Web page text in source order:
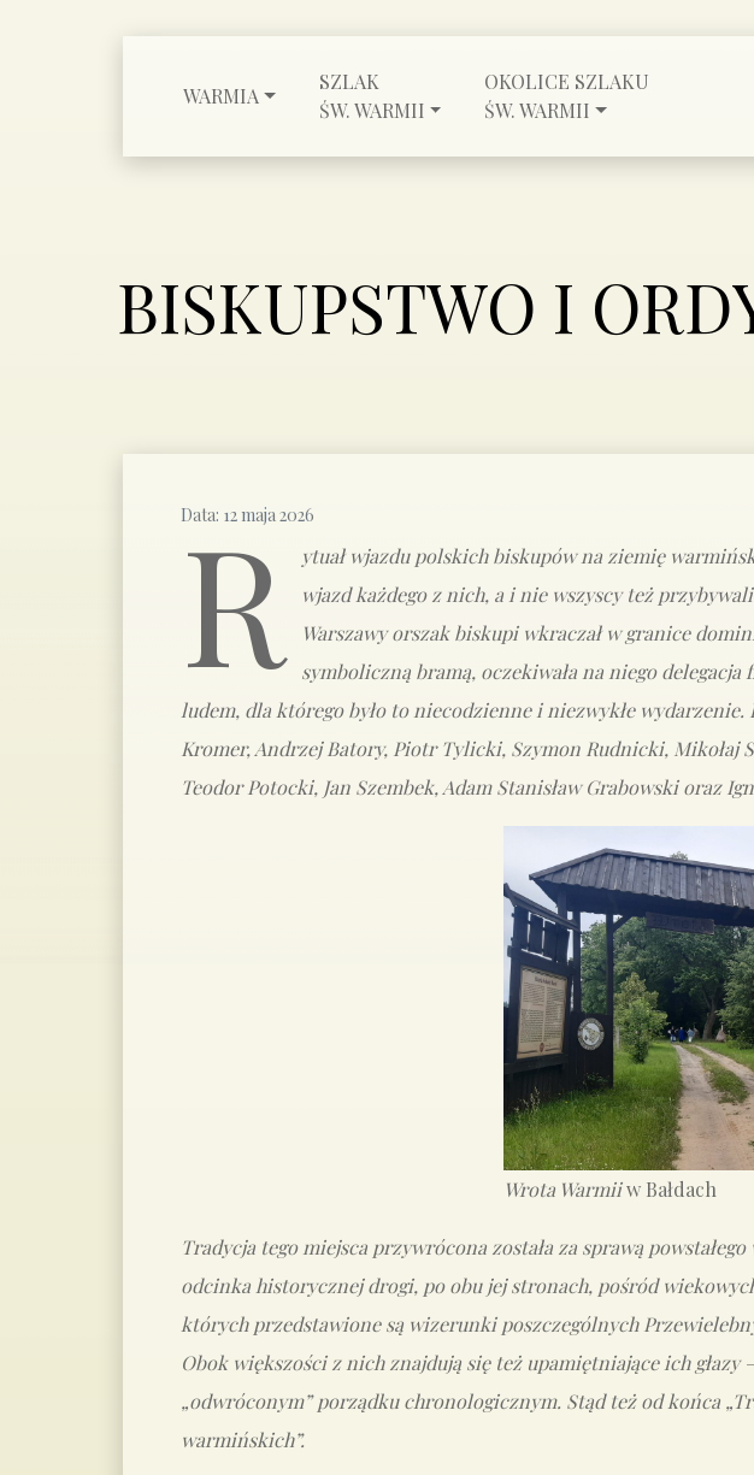
WARMIA
SZLAK
ŚW. WARMII
OKOLICE SZLAKU
ŚW. WARMII
BISKUPSTWO I
Data: 12 maja 2026
R
ytuał wjazdu polskich biskupów na ziemię
wjazd każdego z nich, a i nie wszyscy też
Warszawy orszak biskupi wkraczał w granice
symboliczną bramą, oczekiwała na niego
ludem, dla którego było to niecodzienne i niezwykłe
Kromer, Andrzej Batory, Piotr Tylicki, Szymon Rudnicki, Mikołaj
Teodor Potocki, Jan Szembek, Adam Stanisław Grabowski oraz
Wrota Warmiiw Bałdach
Tradycja tego miejsca przywrócona została za sprawą
odcinka historycznej drogi, po obu jej stronach, pośród
których przedstawione są wizerunki poszczególnych
Obok większości z nich znajdują się też upamiętniające ich
„odwróconym” porządku chronologicznym. Stąd też od końca
warmińskich”.